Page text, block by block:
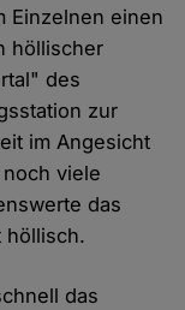
Einzelnen einen
höllischer
des
zur
im Angesicht
viele
das
höllisch.
das